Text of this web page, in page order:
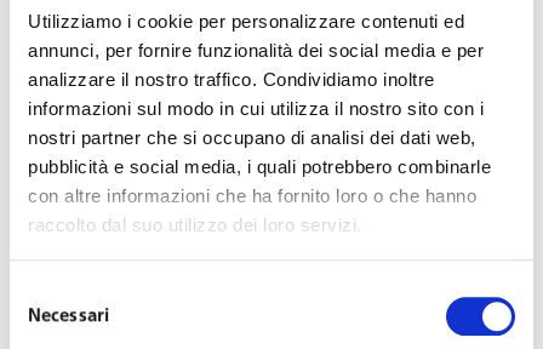
Utilizziamo i cookie per personalizzare contenuti ed
annunci, per fornire funzionalità dei social media e per
analizzare il nostro traffico. Condividiamo inoltre
informazioni sul modo in cui utilizza il nostro sito con i
nostri partner che si occupano di analisi dei dati web,
pubblicità e social media, i quali potrebbero combinarle
con altre informazioni che ha fornito loro o che hanno
raccolto dal suo utilizzo dei loro servizi.
delNecessari
internazionale non
regolamentate
Diego Paciello, Dottore Commercialista e Responsabile
dell’area Fiscale, Welfare, Compensation and Benefits, si